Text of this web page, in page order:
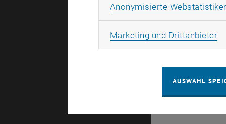
Anonymisierte
Marketing und Drittanbieter
AUSWAHL